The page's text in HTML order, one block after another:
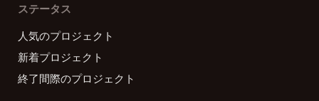
ステータス
人気のプロジェクト
新着プロジェクト
終了間際のプロジェクト